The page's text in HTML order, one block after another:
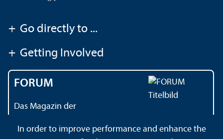
+ Go directly to ...
+ Getting Involved
FORUM
Das Magazin der
In order to improve performance and enhance the